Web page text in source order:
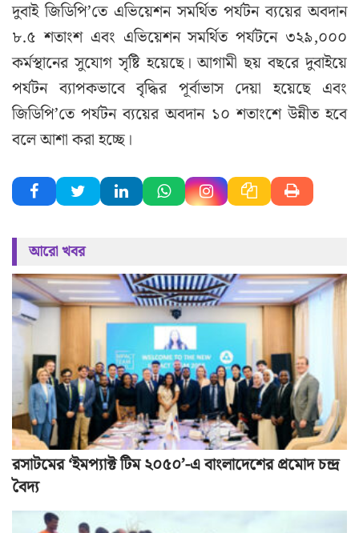
দুবাই জিডিপি’তে এভিয়েশন সমর্থিত পর্যটন ব্যয়ের অবদান
৮.৫ শতাংশ এবং এভিয়েশন সমর্থিত পর্যটনে ৩২৯,০০০
কর্মস্থানের সুযোগ সৃষ্টি হয়েছে। আগামী ছয় বছরে দুবাইয়ে
পর্যটন ব্যাপকভাবে বৃদ্ধির পূর্বাভাস দেয়া হয়েছে এবং
জিডিপি’তে পর্যটন ব্যয়ের অবদান ১০ শতাংশে উন্নীত হবে
বলে আশা করা হচ্ছে।
আরো খবর
রসাটমের ‘ইমপ্যাক্ট টিম ২০৫০’-এ বাংলাদেশের প্রমোদ চন্দ্র
বৈদ্য